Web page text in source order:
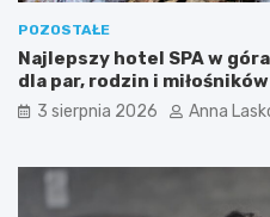
c
j
i
–
k
ó
n
y
j
e
s
p
POZOSTAŁE
Najlepszy hotel SPA w
dla par, rodzin i
3 sierpnia 2026 Anna